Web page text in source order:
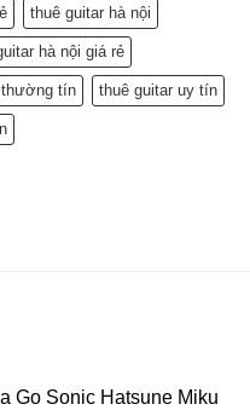
thuê guitar hà nội
hà nội giá rẻ
thường tín thuê guitar uy tín
Go Sonic Hatsune Miku